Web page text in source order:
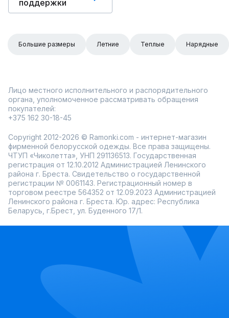
поддержки
Большие размеры Летние Теплые Нарядные
Лицо местного исполнительного и распорядительного
органа, уполномоченное рассматривать обращения
покупателей:
+375 162 30-18-45
Copyright 2012-2026 © Ramonki.com - интернет-магазин
фирменной белорусской одежды. Все права защищены.
ЧТУП «Чиколетта», УНП 291136513. Государственная
регистрация от 12.10.2012 Администрацией Ленинского
района г. Бреста. Свидетельство о государственной
регистрации № 0061143. Регистрационный номер в
торговом реестре 564352 от 12.09.2023 Администрацией
Ленинского района г. Бреста. Юр. адрес: Республика
Беларусь, г.Брест, ул. Буденного 17/1.